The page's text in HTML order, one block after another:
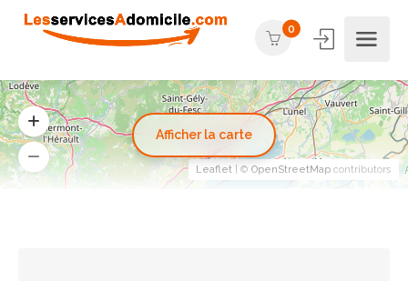
0
Leaflet | © OpenStreetMap contributors
Afficher la carte